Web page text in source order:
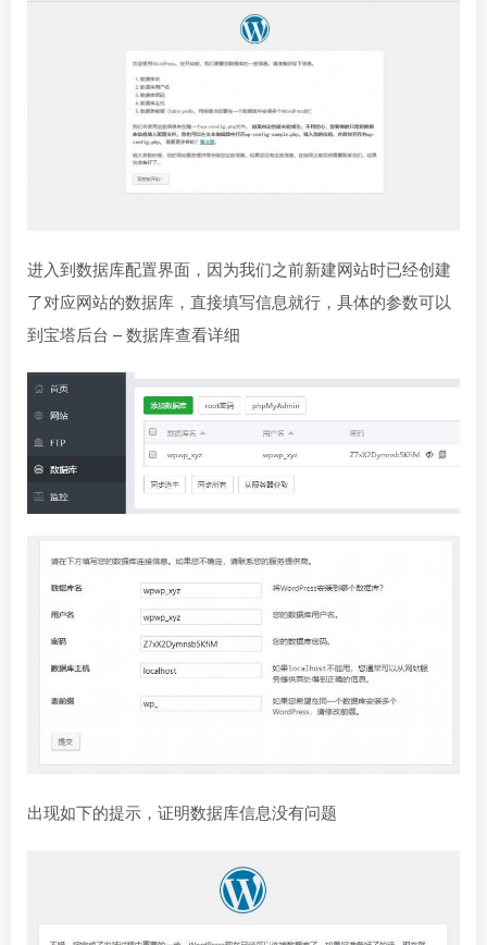
进入到数据库配置界面，因为我们之前新建网站时已经创建
了对应网站的数据库，直接填写信息就行，具体的参数可以
到宝塔后台 – 数据库查看详细
出现如下的提示，证明数据库信息没有问题